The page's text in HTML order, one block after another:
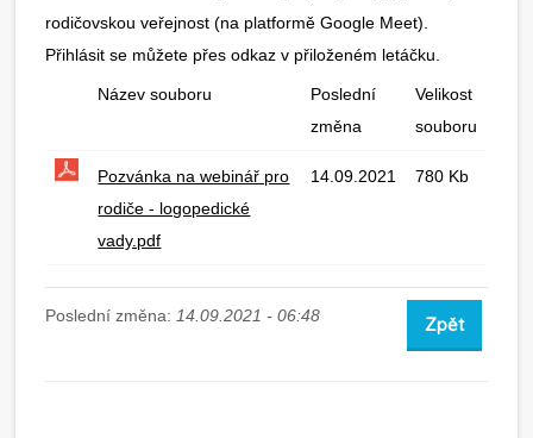
rodičovskou veřejnost (na platformě Google Meet).
Přihlásit se můžete přes odkaz v přiloženém letáčku.
Název souboru
Poslední
změna
Velikost
souboru
Pozvánka na webinář pro
rodiče - logopedické
vady.pdf
14.09.2021 780 Kb
Poslední změna: 14.09.2021 - 06:48 Zpět